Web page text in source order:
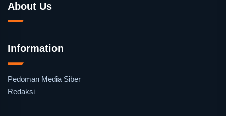
About Us
Information
Pedoman Media Siber
Redaksi